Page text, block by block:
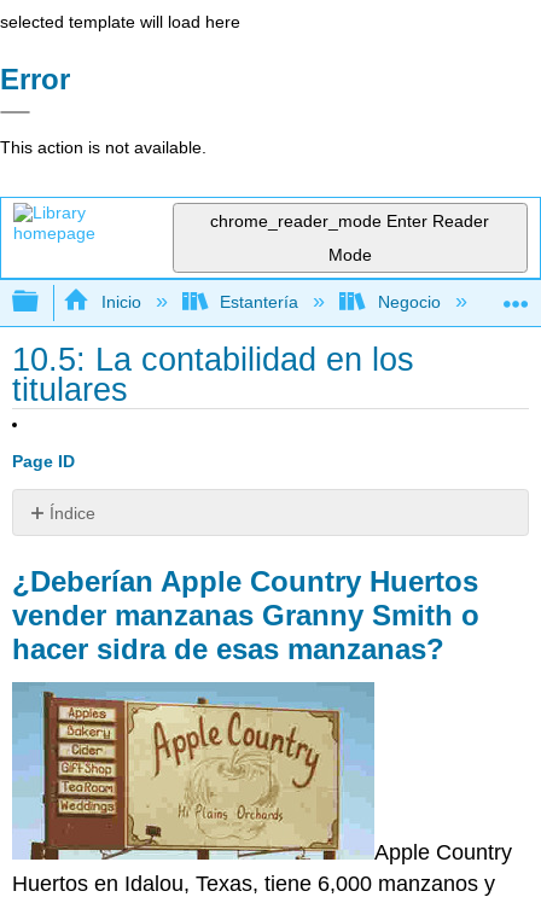
selected template will load here
Error
This action is not available.
chrome_reader_mode Enter Reader
Mode
Expandir/contraer jerarquía global
Inicio Estantería Negocio
10.5: La contabilidad en los
titulares
Page ID
Índice
Apple
Country
Huertos
vender
Granny
Smith
o
hacer
sidra
de
manzanas?
¿Deberían Apple Country Huertos
vender manzanas Granny Smith o
hacer sidra de esas manzanas?
Apple Country
Huertos en Idalou, Texas, tiene 6,000 manzanos y